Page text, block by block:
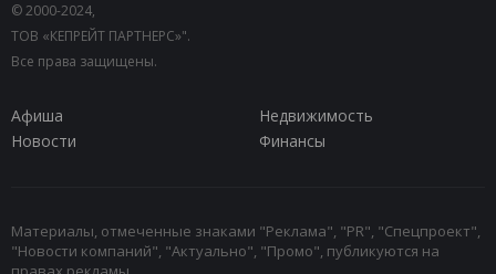
© 2000-2024,
ТОВ «КЕПРЕЙТ ПАРТНЕРС»".
Все права защищены.
Афиша
Недвижимость
Новости
Финансы
Материалы, отмеченные знаками "Реклама", "PR", "Спецпроект",
"Новости компаний", "Актуально", "Промо", публикуются на